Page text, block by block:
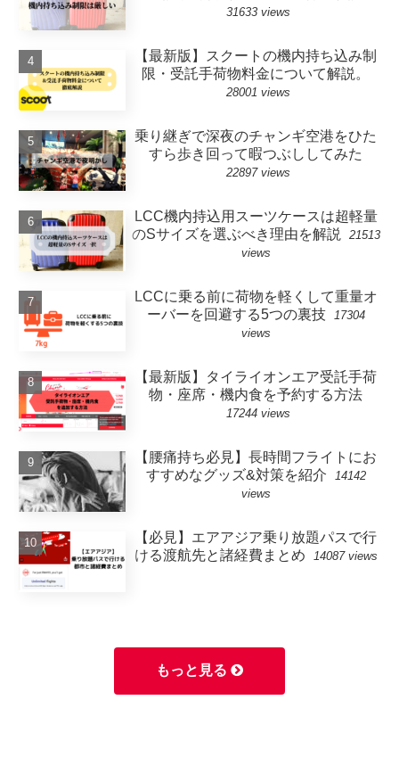
31633 views
【最新版】スクートの機内持ち込み制
限・受託手荷物料金について解説。
28001 views
乗り継ぎで深夜のチャンギ空港をひた
すら歩き回って暇つぶししてみた
22897 views
LCC機内持込用スーツケースは超軽量
のSサイズを選ぶべき理由を解説
21513
views
LCCに乗る前に荷物を軽くして重量オ
ーバーを回避する5つの裏技
17304
views
【最新版】タイライオンエア受託手荷
物・座席・機内食を予約する方法
17244 views
【腰痛持ち必見】長時間フライトにお
すすめなグッズ&対策を紹介
14142
views
【必見】エアアジア乗り放題パスで行
ける渡航先と諸経費まとめ
14087 views
もっと見る